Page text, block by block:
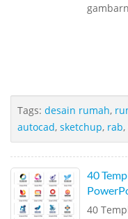
Tags: desain rumah,
autocad, sketchup, rab,
40
40